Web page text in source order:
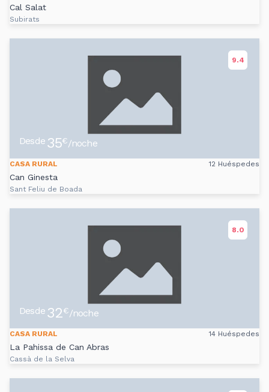
Cal Salat
Subirats
9.4
Desde 35€/noche
CASA RURAL 12 Huéspedes
Can Ginesta
Sant Feliu de Boada
8.0
Desde 32€/noche
CASA RURAL 14 Huéspedes
La Pahissa de Can Abras
Cassà de la Selva